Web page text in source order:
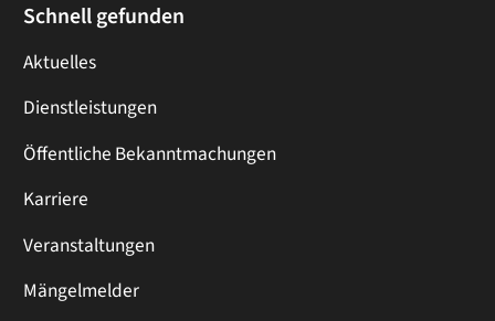
Schnell gefunden
Aktuelles
Dienstleistungen
Öffentliche Bekanntmachungen
Karriere
Veranstaltungen
Mängelmelder